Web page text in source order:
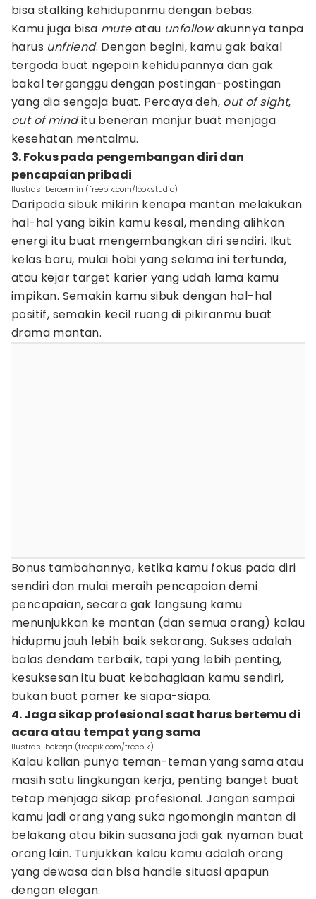
bisa stalking kehidupanmu dengan bebas.
Kamu juga bisa muteatau unfollowakunnya tanpa
harus unfriend. Dengan begini, kamu gak bakal
tergoda buat ngepoin kehidupannya dan gak
bakal terganggu dengan postingan-postingan
yang dia sengaja buat. Percaya deh, out of sight,
out of minditu beneran manjur buat menjaga
kesehatan mentalmu.
3. Fokus pada pengembangan diri dan
pencapaian pribadi
Ilustrasi bercermin (freepik.com/lookstudio)
Daripada sibuk mikirin kenapa mantan melakukan
hal-hal yang bikin kamu kesal, mending alihkan
energi itu buat mengembangkan diri sendiri. Ikut
kelas baru, mulai hobi yang selama ini tertunda,
atau kejar target karier yang udah lama kamu
impikan. Semakin kamu sibuk dengan hal-hal
positif, semakin kecil ruang di pikiranmu buat
drama mantan.
Bonus tambahannya, ketika kamu fokus pada diri
sendiri dan mulai meraih pencapaian demi
pencapaian, secara gak langsung kamu
menunjukkan ke mantan (dan semua orang) kalau
hidupmu jauh lebih baik sekarang. Sukses adalah
balas dendam terbaik, tapi yang lebih penting,
kesuksesan itu buat kebahagiaan kamu sendiri,
bukan buat pamer ke siapa-siapa.
4. Jaga sikap profesional saat harus bertemu di
acara atau tempat yang sama
Ilustrasi bekerja (freepik.com/freepik)
Kalau kalian punya teman-teman yang sama atau
masih satu lingkungan kerja, penting banget buat
tetap menjaga sikap profesional. Jangan sampai
kamu jadi orang yang suka ngomongin mantan di
belakang atau bikin suasana jadi gak nyaman buat
orang lain. Tunjukkan kalau kamu adalah orang
yang dewasa dan bisa handle situasi apapun
dengan elegan.